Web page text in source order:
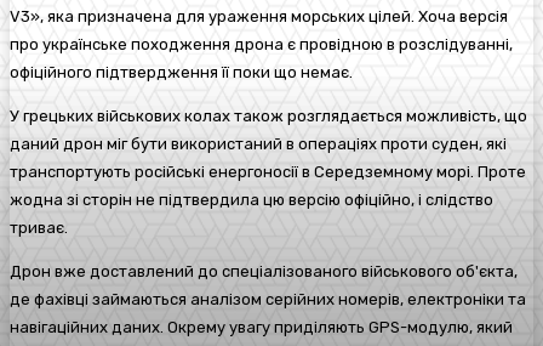
V3», яка призначена для ураження морських цілей. Хоча версія
про українське походження дрона є провідною в розслідуванні,
офіційного підтвердження її поки що немає.
У грецьких військових колах також розглядається можливість, що
даний дрон міг бути використаний в операціях проти суден, які
транспортують російські енергоносії в Середземному морі. Проте
жодна зі сторін не підтвердила цю версію офіційно, і слідство
триває.
Дрон вже доставлений до спеціалізованого військового об'єкта,
де фахівці займаються аналізом серійних номерів, електроніки та
навігаційних даних. Окрему увагу приділяють GPS-модулю, який